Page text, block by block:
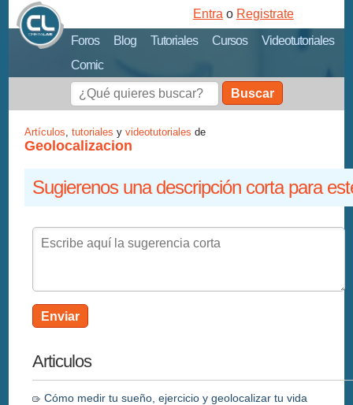
Foros Blog Tutoriales Cursos
Videotutoriales
Comic
Entra o Registrate
Buscar
Artículos,tutoriales yvideotutoriales de
Geolocalizacion
Sugierenos una descripción corta para
Enviar
Articulos
Cómo medir tu sueño, ejercicio y geolocalizar tu vida